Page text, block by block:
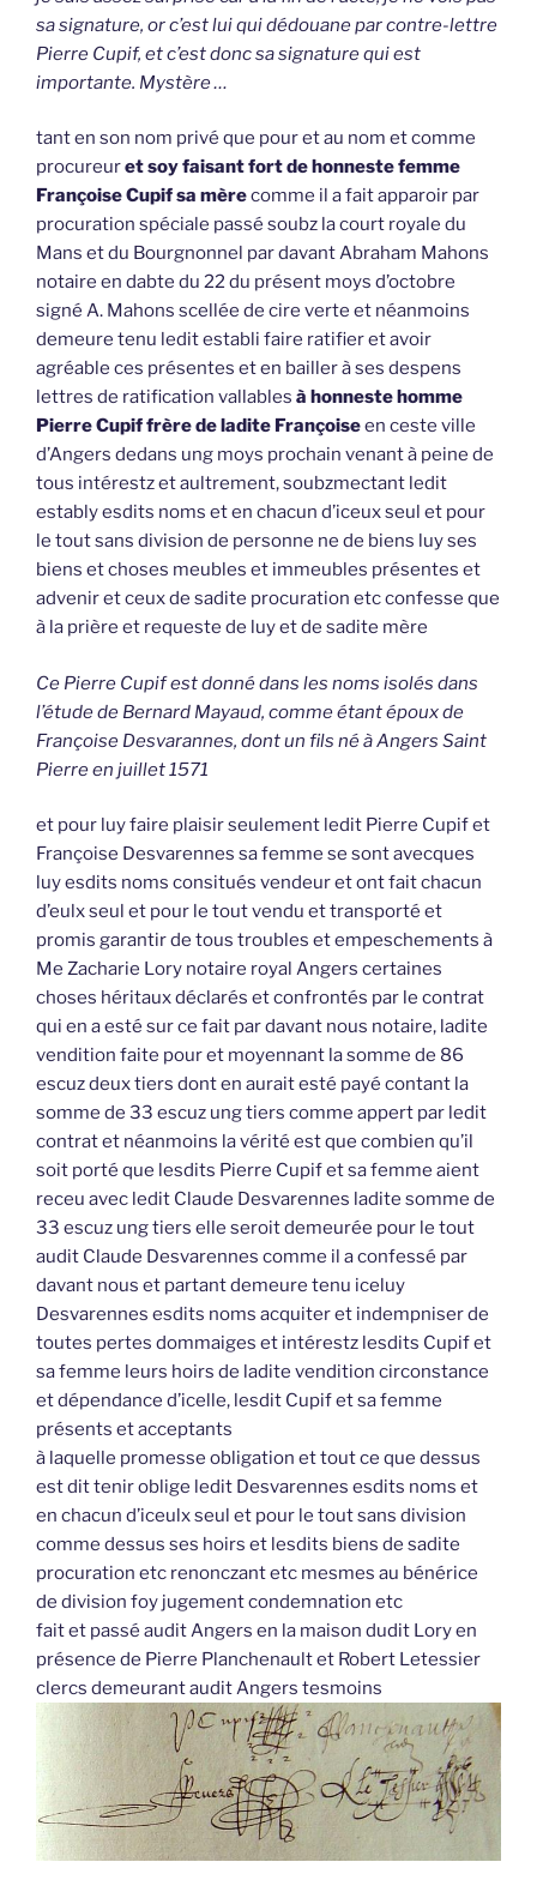
sa signature, or c’est lui qui dédouane par contre-lettre
Pierre Cupif, et c’est donc sa signature qui est
importante. Mystère …
tant en son nom privé que pour et au nom et comme
procureuret soy faisant fort de honneste femme
Françoise Cupif sa mèrecomme il a fait apparoir par
procuration spéciale passé soubz la court royale du
Mans et du Bourgnonnel par davant Abraham Mahons
notaire en dabte du 22 du présent moys d’octobre
signé A. Mahons scellée de cire verte et néanmoins
demeure tenu ledit establi faire ratifier et avoir
agréable ces présentes et en bailler à ses despens
lettres de ratification vallables à honneste homme
Pierre Cupif frère de ladite Françoiseen ceste ville
d’Angers dedans ung moys prochain venant à peine de
tous intérestz et aultrement, soubzmectant ledit
estably esdits noms et en chacun d’iceux seul et pour
le tout sans division de personne ne de biens luy ses
biens et choses meubles et immeubles présentes et
advenir et ceux de sadite procuration etc confesse que
à la prière et requeste de luy et de sadite mère
Ce Pierre Cupif est donné dans les noms isolés dans
l’étude de Bernard Mayaud, comme étant époux de
Françoise Desvarannes, dont un fils né à Angers Saint
Pierre en juillet 1571
et pour luy faire plaisir seulement ledit Pierre Cupif et
Françoise Desvarennes sa femme se sont avecques
luy esdits noms consitués vendeur et ont fait chacun
d’eulx seul et pour le tout vendu et transporté et
promis garantir de tous troubles et empeschements à
Me Zacharie Lory notaire royal Angers certaines
choses héritaux déclarés et confrontés par le contrat
qui en a esté sur ce fait par davant nous notaire, ladite
vendition faite pour et moyennant la somme de 86
escuz deux tiers dont en aurait esté payé contant la
somme de 33 escuz ung tiers comme appert par ledit
contrat et néanmoins la vérité est que combien qu’il
soit porté que lesdits Pierre Cupif et sa femme aient
receu avec ledit Claude Desvarennes ladite somme de
33 escuz ung tiers elle seroit demeurée pour le tout
audit Claude Desvarennes comme il a confessé par
davant nous et partant demeure tenu iceluy
Desvarennes esdits noms acquiter et indempniser de
toutes pertes dommaiges et intérestz lesdits Cupif et
sa femme leurs hoirs de ladite vendition circonstance
et dépendance d’icelle, lesdit Cupif et sa femme
présents et acceptants
à laquelle promesse obligation et tout ce que dessus
est dit tenir oblige ledit Desvarennes esdits noms et
en chacun d’iceulx seul et pour le tout sans division
comme dessus ses hoirs et lesdits biens de sadite
procuration etc renonczant etc mesmes au bénérice
de division foy jugement condemnation etc
fait et passé audit Angers en la maison dudit Lory en
présence de Pierre Planchenault et Robert Letessier
clercs demeurant audit Angers tesmoins